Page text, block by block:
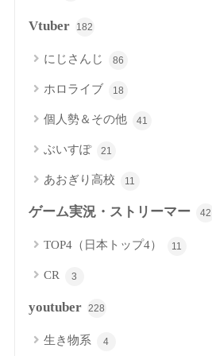
Vtuber 182
にじさんじ 86
ホロライブ 18
個人勢＆その他 41
ぶいすぽ 21
あおぎり高校 11
ゲーム実況・ストリーマー 42
TOP4（日本トップ4） 11
CR 3
youtuber 228
生き物系 4